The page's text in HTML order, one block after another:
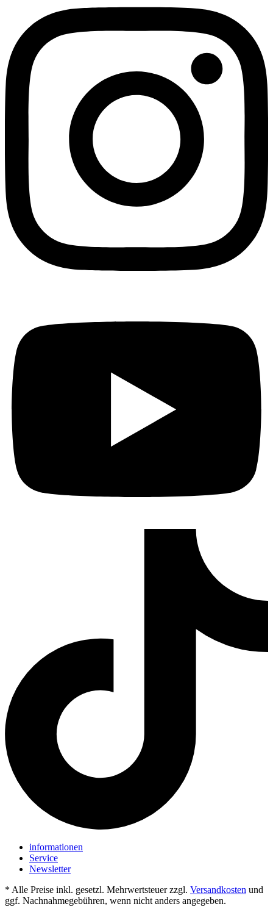
informationen
Service
Newsletter
* Alle Preise inkl. gesetzl. Mehrwertsteuer zzgl. Versandkosten und
ggf. Nachnahmegebühren, wenn nicht anders angegeben.